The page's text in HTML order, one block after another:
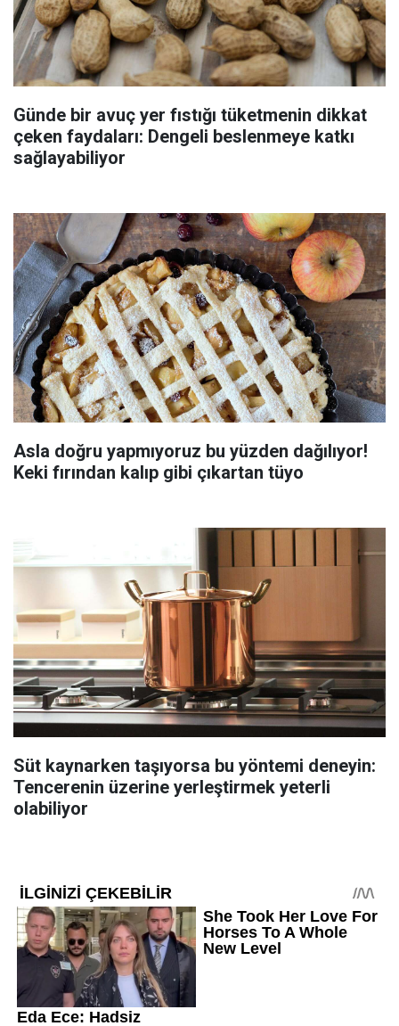
Günde bir avuç yer fıstığı tüketmenin dikkat
çeken faydaları: Dengeli beslenmeye katkı
sağlayabiliyor
Asla doğru yapmıyoruz bu yüzden dağılıyor!
Keki fırından kalıp gibi çıkartan tüyo
Süt kaynarken taşıyorsa bu yöntemi deneyin:
Tencerenin üzerine yerleştirmek yeterli
olabiliyor